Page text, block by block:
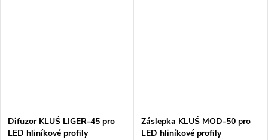
Difuzor KLUŚ LIGER-45 pro
LED hliníkové profily
Záslepka KLUŚ MOD-50 pro
LED hliníkové profily